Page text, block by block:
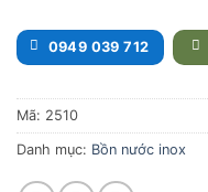
0949 039 712
Mã: 2510
Danh mục: Bồn nước inox